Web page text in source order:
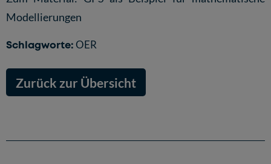
Modellierungen
Schlagworte: OER
Zurück zur Übersicht